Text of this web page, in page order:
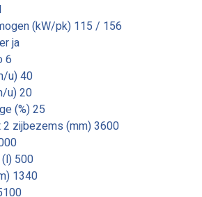
(kW/pk) 115 / 156
ja
6
u) 40
u) 20
(%) 25
zijbezems (mm) 3600
500
1340